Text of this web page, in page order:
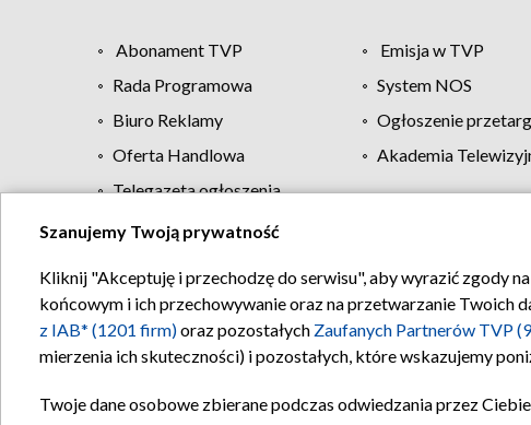
Abonament TVP Emisja w TVP
Rada Programowa
System NOS
Biuro Reklamy
Ogłoszenie
Oferta Handlowa
Akademia
Telegazeta ogłoszenia
Regulamin TVP
Szanujemy Twoją prywatność
Kliknij "Akceptuję i przechodzę do serwisu", aby wyrazić zgody
końcowym i ich przechowywanie oraz na przetwarzanie Twoich
z IAB* (1201 firm)oraz pozostałych Zaufanych Partnerów TVP
mierzenia ich skuteczności) i pozostałych, które wskazujemy
Twoje dane osobowe zbierane podczas odwiedzania przez